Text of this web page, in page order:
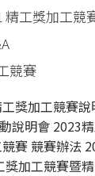
精工獎加工競
競賽
獎加工競賽說
說明會 2023
賽 競賽辦法
獎加工競賽暨